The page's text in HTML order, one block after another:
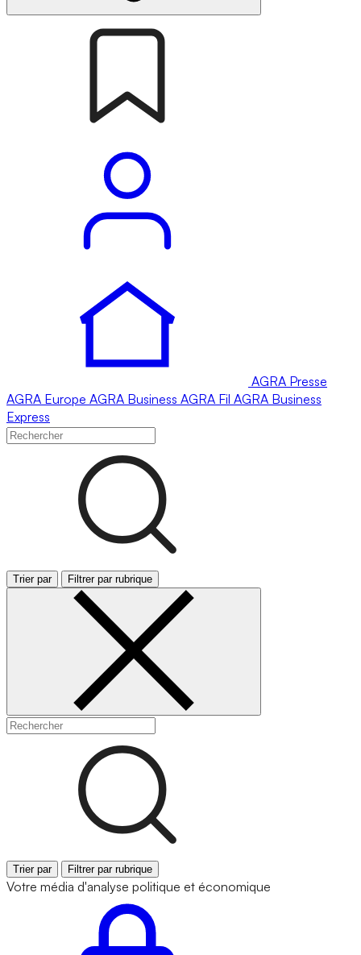
AGRA Presse
AGRA Europe AGRA Business AGRA Fil AGRA Business
Express
Trier par Filtrer par rubrique
Trier par Filtrer par rubrique
Votre média d'analyse politique et économique